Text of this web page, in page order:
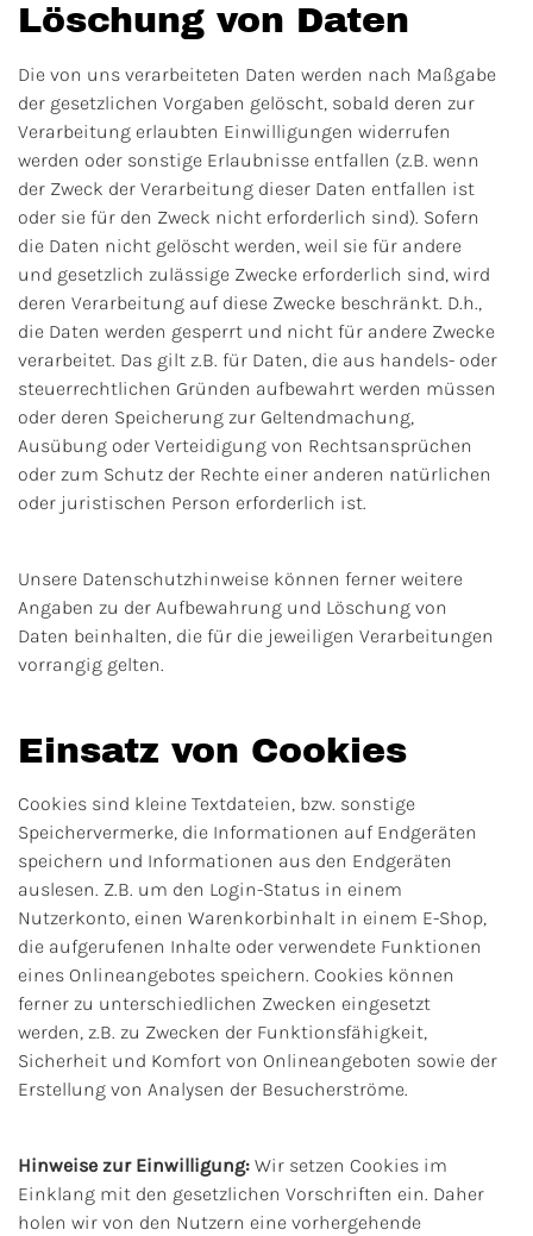
Löschung von Daten
Die von uns verarbeiteten Daten werden nach Maßgabe
der gesetzlichen Vorgaben gelöscht, sobald deren zur
Verarbeitung erlaubten Einwilligungen widerrufen
werden oder sonstige Erlaubnisse entfallen (z.B. wenn
der Zweck der Verarbeitung dieser Daten entfallen ist
oder sie für den Zweck nicht erforderlich sind). Sofern
die Daten nicht gelöscht werden, weil sie für andere
und gesetzlich zulässige Zwecke erforderlich sind, wird
deren Verarbeitung auf diese Zwecke beschränkt. D.h.,
die Daten werden gesperrt und nicht für andere Zwecke
verarbeitet. Das gilt z.B. für Daten, die aus handels- oder
steuerrechtlichen Gründen aufbewahrt werden müssen
oder deren Speicherung zur Geltendmachung,
Ausübung oder Verteidigung von Rechtsansprüchen
oder zum Schutz der Rechte einer anderen natürlichen
oder juristischen Person erforderlich ist.
Unsere Datenschutzhinweise können ferner weitere
Angaben zu der Aufbewahrung und Löschung von
Daten beinhalten, die für die jeweiligen Verarbeitungen
vorrangig gelten.
Einsatz von Cookies
Cookies sind kleine Textdateien, bzw. sonstige
Speichervermerke, die Informationen auf Endgeräten
speichern und Informationen aus den Endgeräten
auslesen. Z.B. um den Login-Status in einem
Nutzerkonto, einen Warenkorbinhalt in einem E-Shop,
die aufgerufenen Inhalte oder verwendete Funktionen
eines Onlineangebotes speichern. Cookies können
ferner zu unterschiedlichen Zwecken eingesetzt
werden, z.B. zu Zwecken der Funktionsfähigkeit,
Sicherheit und Komfort von Onlineangeboten sowie der
Erstellung von Analysen der Besucherströme.
Hinweise zur Einwilligung: Wir setzen Cookies im
Einklang mit den gesetzlichen Vorschriften ein. Daher
holen wir von den Nutzern eine vorhergehende